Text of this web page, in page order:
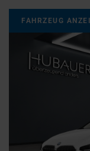
FAHRZEUG